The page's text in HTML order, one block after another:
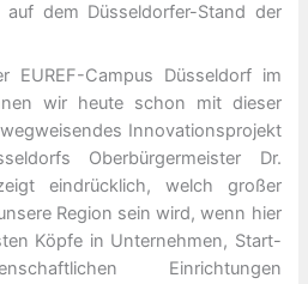
auf dem Düsseldorfer-Stand der
EUREF-Campus Düsseldorf im
wir heute schon mit dieser
Innovationsprojekt
Oberbürgermeister Dr.
eindrücklich, welch großer
Region sein wird, wenn hier
Köpfe in Unternehmen, Start-
Einrichtungen